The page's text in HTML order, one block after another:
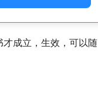
成立，生效，可以随